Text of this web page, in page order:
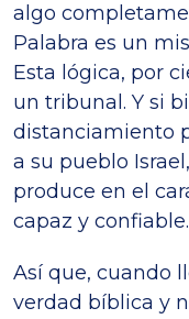
algo
Palabra es un
Esta lógica, por
un tribunal. Y si
distanciamiento
a su pueblo
produce en el
capaz y confiable.
Así que, cuando
verdad bíblica y